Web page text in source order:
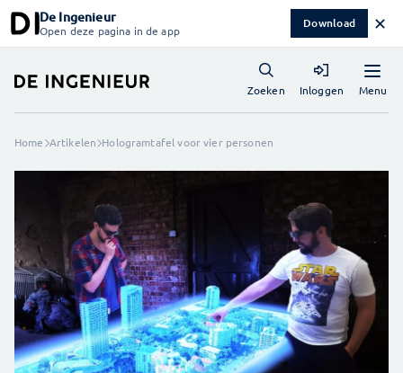
De Ingenieur
Open deze pagina in de app Download ✕
Menu
Zoeken Inloggen
Home Artikelen Hologramtafel voor vier personen